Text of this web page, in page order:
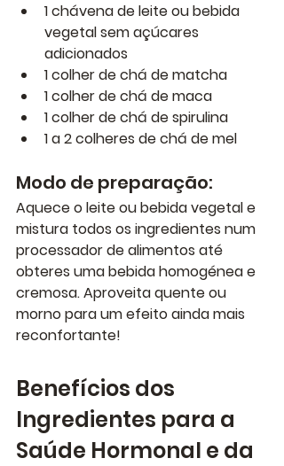
1 chávena de leite ou bebida
vegetal sem açúcares
adicionados
1 colher de chá de matcha
1 colher de chá de maca
1 colher de chá de spirulina
1 a 2 colheres de chá de mel
Modo de preparação:
Aquece o leite ou bebida vegetal e
mistura todos os ingredientes num
processador de alimentos até
obteres uma bebida homogénea e
cremosa. Aproveita quente ou
morno para um efeito ainda mais
reconfortante!
Benefícios dos
Ingredientes para a
Saúde Hormonal e da